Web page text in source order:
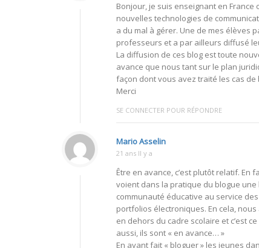
Bonjour, je suis enseignant en
nouvelles technologies de
a du mal à gérer. Une de mes élèves
professeurs et a par ailleurs diffusé
La diffusion de ces blog est toute
avance que nous tant sur le plan
façon dont vous avez traité les cas
Merci
SE CONNECTER POUR RÉPONDRE
Mario Asselin
21 ans Il y a
Être en avance, c’est plutôt relatif. En
voient dans la pratique du blogue
communauté éducative au service
portfolios électroniques. En cela,
en dehors du cadre scolaire et c’est
aussi, ils sont « en avance… »
En ayant fait « bloguer » les jeunes